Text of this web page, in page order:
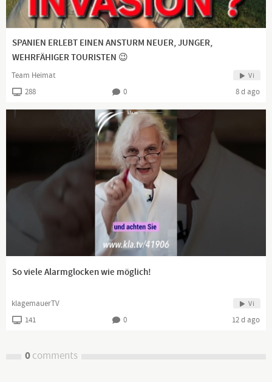
SPANIEN ERLEBT EINEN ANSTURM NEUER, JUNGER,
WEHRFÄHIGER TOURISTEN 😉
Team Heimat Vi
288 0 8 d ago
So viele Alarmglocken wie möglich!
klagemauerTV Vi
141 0 12 d ago
0comments